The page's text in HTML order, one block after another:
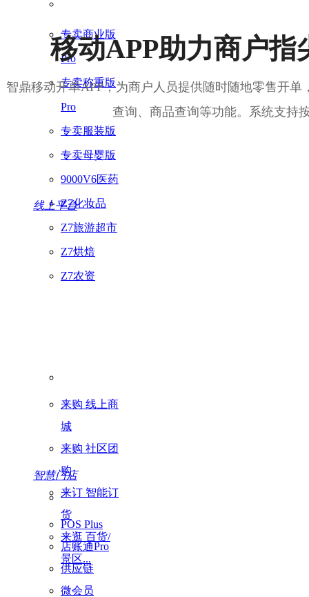
专卖商业版
Pro
专卖称重版
Pro
专卖服装版
专卖母婴版
9000V6医药
Z7化妆品
Z7旅游超市
Z7烘焙
Z7农资
线上平台
来购 线上商
城
来购 社区团
购
来订 智能订
货
来逛 百货/
景区...
智慧门店
POS Plus
店账通Pro
供应链
微会员
移动APP助力商户指
智鼎移动开单APP，为商户人员提供随时随地零售开
查询、商品查询等功能。系统支持